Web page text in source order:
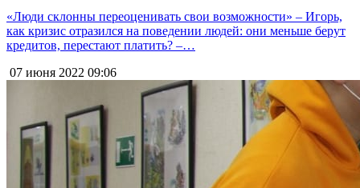
«Люди склонны переоценивать свои возможности» – Игорь,
как кризис отразился на поведении людей: они меньше берут
кредитов, перестают платить? –…
07 июня 2022 09:06